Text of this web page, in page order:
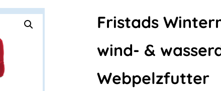
Fristads
wind- &
Webpelzfutter